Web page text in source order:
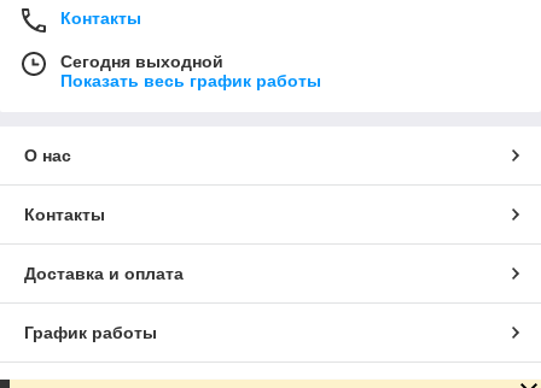
Контакты
Сегодня выходной
Показать весь график работы
О нас
Контакты
Доставка и оплата
График работы